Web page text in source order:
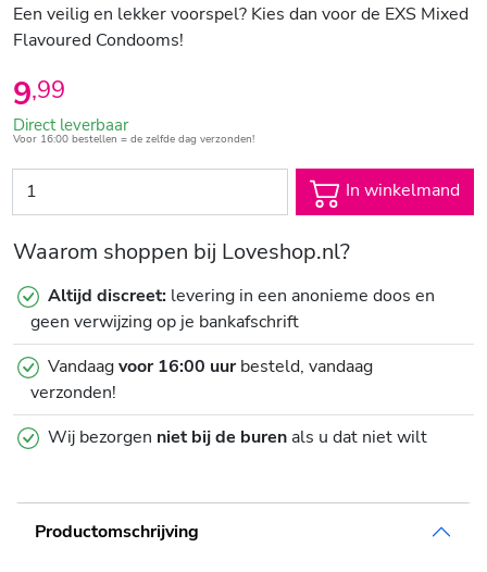
Een veilig en lekker voorspel? Kies dan voor de EXS Mixed
Flavoured Condooms!
9,99
Direct leverbaar
Voor 16:00 bestellen = de zelfde dag verzonden!
In winkelmand
Waarom shoppen bij Loveshop.nl?
Altijd discreet: levering in een anonieme doos en
geen verwijzing op je bankafschrift
Vandaagvoor 16:00 uurbesteld, vandaag
verzonden!
Wij bezorgen niet bij de burenals u dat niet wilt
Productomschrijving